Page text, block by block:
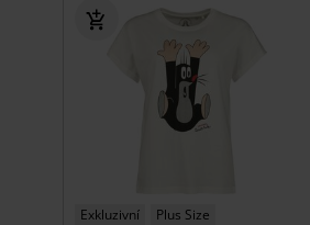
Exkluzivní Plus Size